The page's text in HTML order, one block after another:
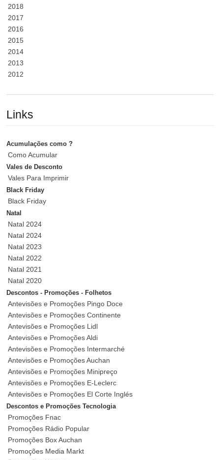
2018
2017
2016
2015
2014
2013
2012
Links
Acumulações como ?
Como Acumular
Vales de Desconto
Vales Para Imprimir
Black Friday
Black Friday
Natal
Natal 2024
Natal 2024
Natal 2023
Natal 2022
Natal 2021
Natal 2020
Descontos - Promoções - Folhetos
Antevisões e Promoções Pingo Doce
Antevisões e Promoções Continente
Antevisões e Promoções Lidl
Antevisões e Promoções Aldi
Antevisões e Promoções Intermarché
Antevisões e Promoções Auchan
Antevisões e Promoções Minipreço
Antevisões e Promoções E-Leclerc
Antevisões e Promoções El Corte Inglés
Descontos e Promoções Tecnologia
Promoções Fnac
Promoções Rádio Popular
Promoções Box Auchan
Promoções Media Markt